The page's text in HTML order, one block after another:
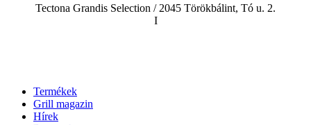
Tectona Grandis Selection / 2045 Törökbálint, Tó u. 2.
I
Termékek
Grill magazin
Hírek